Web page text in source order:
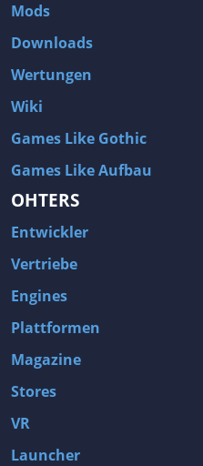
Mods
Downloads
Wertungen
Wiki
Games Like Gothic
Games Like Aufbau
OHTERS
Entwickler
Vertriebe
Engines
Plattformen
Magazine
Stores
VR
Launcher